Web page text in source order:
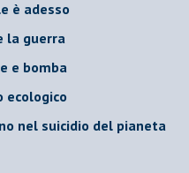
è adesso
la guerra
e bomba
ecologico
nel suicidio del pianeta